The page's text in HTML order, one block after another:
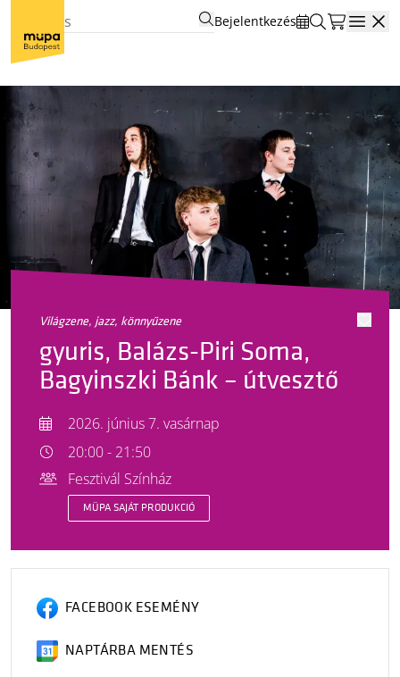
Bejelentkezés
világzene, jazz, könnyűzene
gyuris, Balázs-Piri Soma,
Bagyinszki Bánk – útvesztő
2026. június 7. vasárnap
20:00 - 21:50
Fesztivál Színház
MÜPA SAJÁT PRODUKCIÓ
FACEBOOK ESEMÉNY
NAPTÁRBA MENTÉS